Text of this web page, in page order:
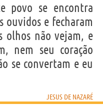
povo se encontra
ouvidos e fecharam
olhos não vejam, e
nem seu coração
se convertam e eu
JESUS DE NAZARÉ